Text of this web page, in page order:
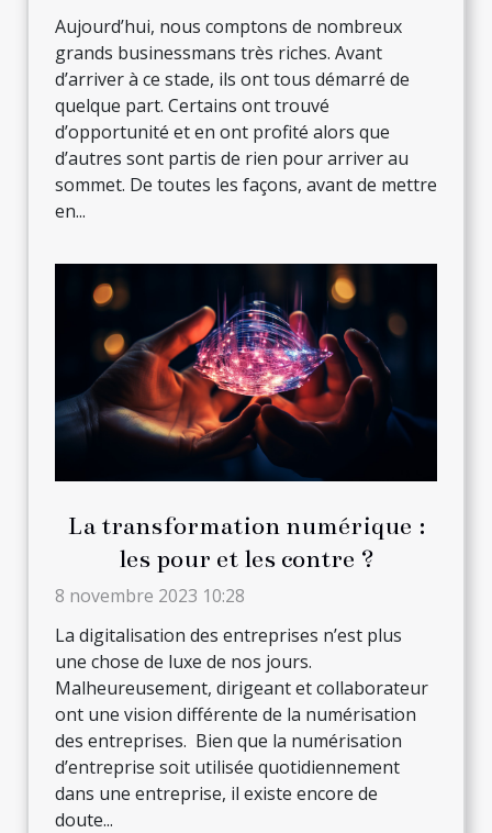
Aujourd’hui, nous comptons de nombreux
grands businessmans très riches. Avant
d’arriver à ce stade, ils ont tous démarré de
quelque part. Certains ont trouvé
d’opportunité et en ont profité alors que
d’autres sont partis de rien pour arriver au
sommet. De toutes les façons, avant de mettre
en...
La transformation numérique :
les pour et les contre ?
8 novembre 2023 10:28
La digitalisation des entreprises n’est plus
une chose de luxe de nos jours.
Malheureusement, dirigeant et collaborateur
ont une vision différente de la numérisation
des entreprises. Bien que la numérisation
d’entreprise soit utilisée quotidiennement
dans une entreprise, il existe encore de
doute...